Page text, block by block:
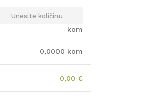
kom
0,0000 kom
0,00 €